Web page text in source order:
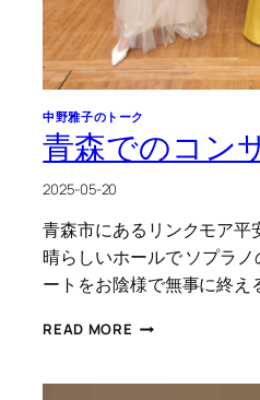
中野雅子のトーク
青森でのコン
2025-05-20
青森市にあるリンクモア平
晴らしいホールで ソプラ
ートをお陰様で無事に終え
READ MORE 青
の